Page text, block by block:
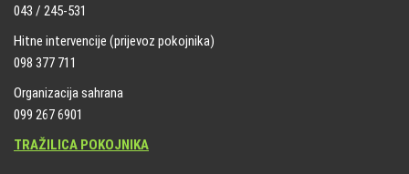
043 / 245-531
Hitne intervencije (prijevoz pokojnika)
098 377 711
Organizacija sahrana
099 267 6901
TRAŽILICA POKOJNIKA